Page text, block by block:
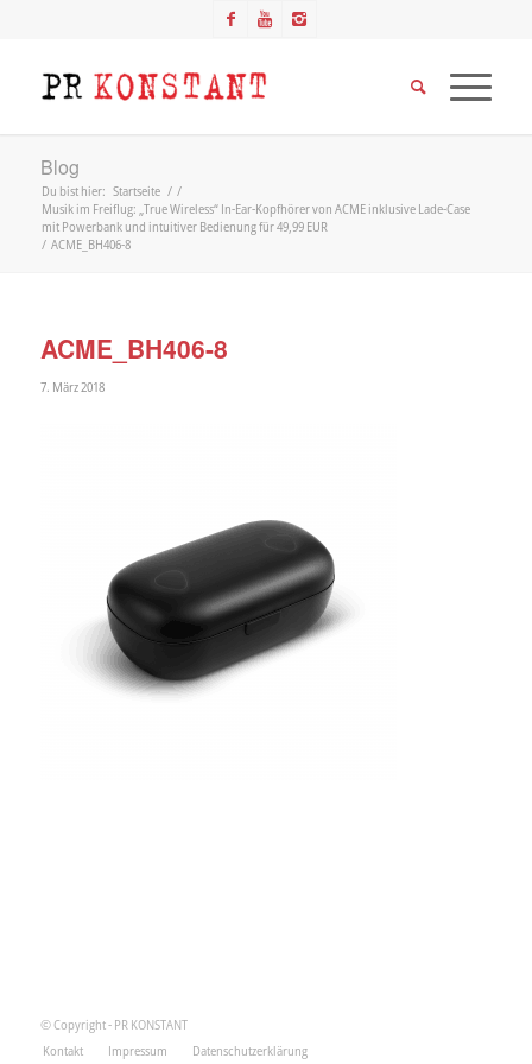
Blog
Du bist hier: Startseite / /
Musik im Freiflug: „True Wireless“ In-Ear-Kopfhörer von ACME inklusive Lade-Case
mit Powerbank und intuitiver Bedienung für 49,99 EUR
/ ACME_BH406-8
ACME_BH406-8
7. März 2018
© Copyright - PR KONSTANT
Kontakt
Impressum Datenschutzerklärung